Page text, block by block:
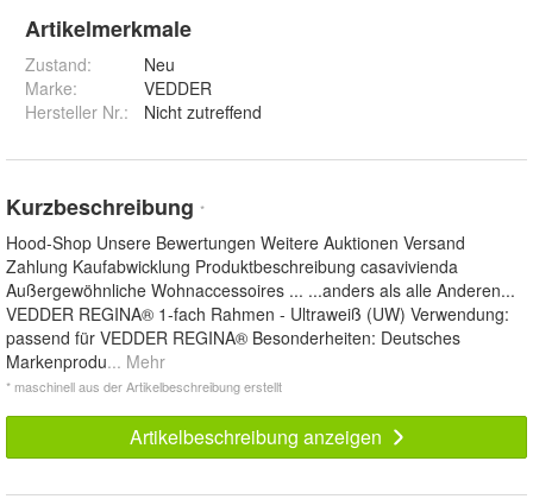
Artikelmerkmale
Zustand:
Neu
Marke:
VEDDER
Hersteller Nr.:
Nicht zutreffend
Kurzbeschreibung *
Hood-Shop Unsere Bewertungen Weitere Auktionen Versand
Zahlung Kaufabwicklung Produktbeschreibung casavivienda
Außergewöhnliche Wohnaccessoires ... ...anders als alle Anderen...
VEDDER REGINA® 1-fach Rahmen - Ultraweiß (UW) Verwendung:
passend für VEDDER REGINA® Besonderheiten: Deutsches
Markenprodu... Mehr
* maschinell aus der Artikelbeschreibung erstellt
Artikelbeschreibung anzeigen